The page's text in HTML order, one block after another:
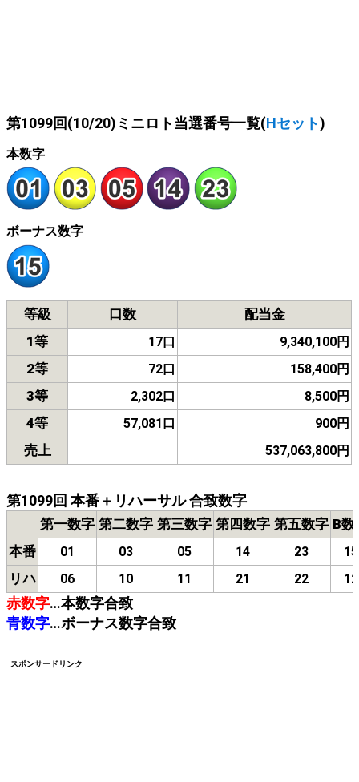
第1099回(10/20)ミニロト当選番号一覧(Hセット)
本数字
ボーナス数字
等級 口数
配当金
1等
17口 9,340,100円
2等 72口 158,400円
3等 2,302口 8,500円
4等 57,081口 900円
売上 537,063,800円
第1099回 本番＋リハーサル 合致数字
第一数字 第二数字 第三数字 第四数字 第五数字 B数
本番
01 03 05 14 23 15
リハ 06 10 11 21 22 12
赤数字…本数字合致
青数字…ボーナス数字合致
スポンサードリンク